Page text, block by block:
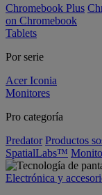
Chromebook Plus
on Chromebook
Tablets
Por serie
Acer Iconia
Monitores
Pro categoría
Predator Productos
SpatialLabs™
Electrónica y